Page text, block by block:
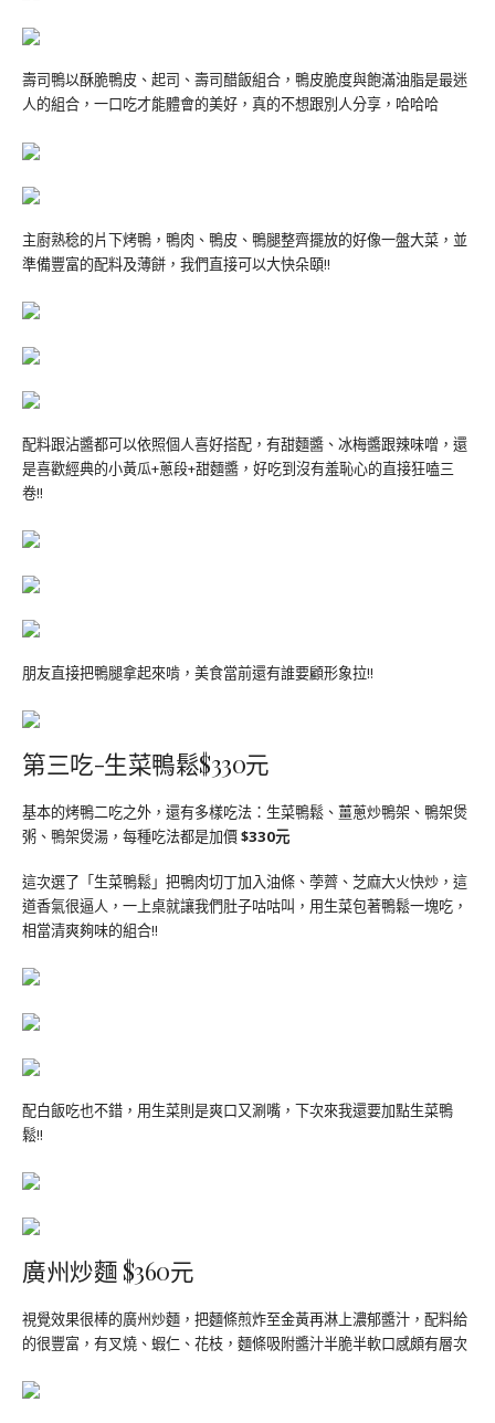
壽司鴨以酥脆鴨皮、起司、壽司醋飯組合，鴨皮脆度與飽滿油脂是最迷
人的組合，一口吃才能體會的美好，真的不想跟別人分享，哈哈哈
主廚熟稔的片下烤鴨，鴨肉、鴨皮、鴨腿整齊擺放的好像一盤大菜，並
準備豐富的配料及薄餅，我們直接可以大快朵頤!!
配料跟沾醬都可以依照個人喜好搭配，有甜麵醬、冰梅醬跟辣味噌，還
是喜歡經典的小黃瓜+蔥段+甜麵醬，好吃到沒有羞恥心的直接狂嗑三
卷!!
朋友直接把鴨腿拿起來啃，美食當前還有誰要顧形象拉!!
第三吃-生菜鴨鬆$330元
基本的烤鴨二吃之外，還有多樣吃法：生菜鴨鬆、薑蔥炒鴨架、鴨架煲
粥、鴨架煲湯，每種吃法都是加價$330元
這次選了「生菜鴨鬆」把鴨肉切丁加入油條、荸薺、芝麻大火快炒，這
道香氣很逼人，一上桌就讓我們肚子咕咕叫，用生菜包著鴨鬆一塊吃，
相當清爽夠味的組合!!
配白飯吃也不錯，用生菜則是爽口又涮嘴，下次來我還要加點生菜鴨
鬆!!
廣州炒麵 $360元
視覺效果很棒的廣州炒麵，把麵條煎炸至金黃再淋上濃郁醬汁，配料給
的很豐富，有叉燒、蝦仁、花枝，麵條吸附醬汁半脆半軟口感頗有層次